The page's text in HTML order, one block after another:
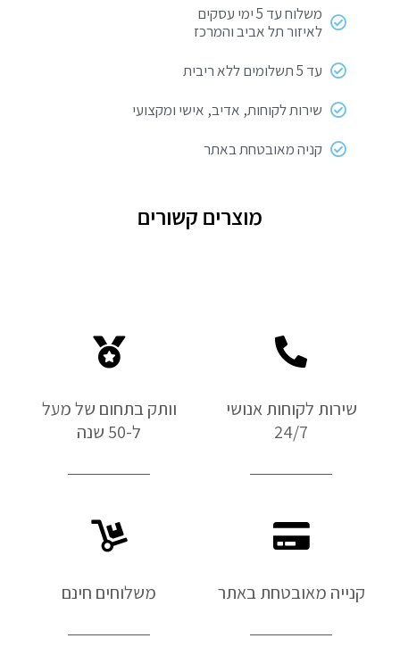
משלוח עד 5 ימי עסקים
לאיזור תל אביב והמרכז
עד 5 תשלומים ללא ריבית
שירות לקוחות, אדיב, אישי ומקצועי
קניה מאובטחת באתר
מוצרים קשורים
שירות לקוחות אנושי
24/7
וותק בתחום של מעל
ל-50 שנה
קנייה מאובטחת באתר משלוחים חינם